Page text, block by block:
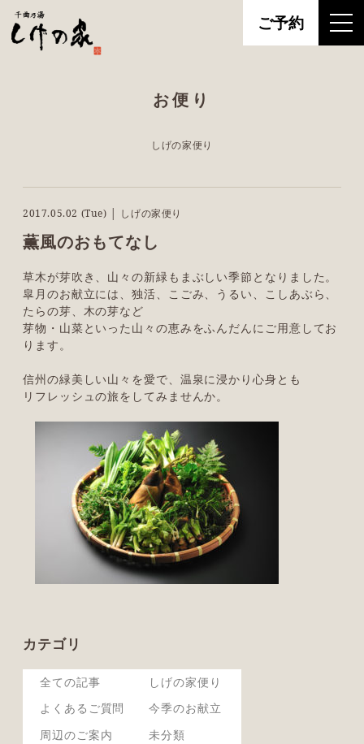
ご予約
お便り
しげの家便り
2017.05.02 (Tue) │ しげの家便り
薫風のおもてなし
草木が芽吹き、山々の新緑もまぶしい季節となりました。
皐月のお献立には、独活、こごみ、うるい、こしあぶら、
たらの芽、木の芽など
芽物・山菜といった山々の恵みをふんだんにご用意してお
ります。
信州の緑美しい山々を愛で、温泉に浸かり心身とも
リフレッシュの旅をしてみませんか。
カテゴリ
全ての記事
しげの家便り
よくあるご質問
今季のお献立
周辺のご案内
未分類